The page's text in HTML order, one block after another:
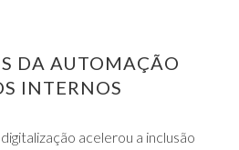
DA AUTOMAÇÃO
INTERNOS
acelerou a inclusão